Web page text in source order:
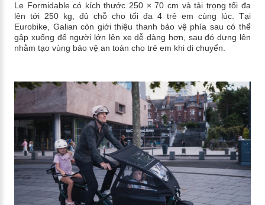
Le Formidable có kích thước 250 × 70 cm và tải trọng tối đa
lên tới 250 kg, đủ chỗ cho tối đa 4 trẻ em cùng lúc. Tại
Eurobike, Galian còn giới thiệu thanh bảo vệ phía sau có thể
gập xuống để người lớn lên xe dễ dàng hơn, sau đó dựng lên
nhằm tạo vùng bảo vệ an toàn cho trẻ em khi di chuyển.